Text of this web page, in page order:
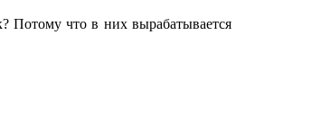
Потому что в них вырабатывается